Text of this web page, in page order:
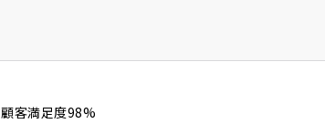
顧客満足度98%